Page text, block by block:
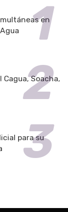
en
Soacha,
para su